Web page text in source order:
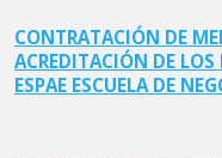
CONTRATACIÓN DE
ACREDITACIÓN DE LOS
ESPAE ESCUELA DE